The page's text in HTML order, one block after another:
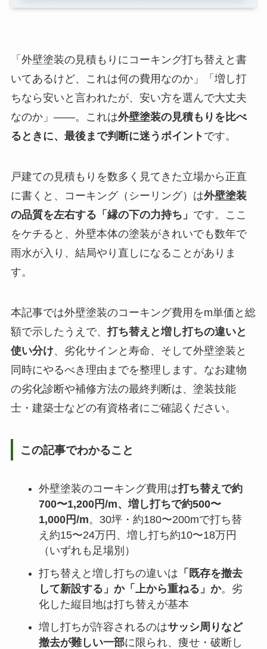
「外壁塗装の見積もりにコーキング打ち替えと書
いてあるけど、これは何の費用なのか」「増し打
ちなら安いと言われたが、安い方を選んで大丈夫
なのか」——。これは外壁塗装の見積もりを比べ
るときに、最後まで判断に迷うポイント です。
戸建ての見積もりを数多く見てきた立場から正直
に書くと、コーキング（シーリング）は外壁塗装
の品質を左右する「縁の下の力持ち」 です。ここ
をケチると、外壁本体の塗装がきれいでも数年で
雨水が入り、結局やり直しになることがありま
す。
本記事では外壁塗装のコーキング費用をm単価と総
額で示したうえで、打ち替えと増し打ちの違いと
使い分け、劣化サインと寿命、そして外壁塗装と
同時にやるべき理由までを整理します。なお建物
の劣化診断や補修方法の最終判断は、塗装技能
士・建築士などの有資格者にご確認ください。
この記事でわかること
外壁塗装のコーキング費用は打ち替えで約
700〜1,200円/m、増し打ちで約500〜
1,000円/m。30坪・約180〜200mで打ち替
え約15〜24万円、増し打ち約10〜18万円
（いずれも足場別）
打ち替えと増し打ちの違いは 「既存を撤去
して新設する」か「上から重ねる」か。劣
化した縦目地は打ち替えが基本
増し打ちが許容されるのはサッシ周りなど
撤去が難しい一部に限られ、痩せ・破断し